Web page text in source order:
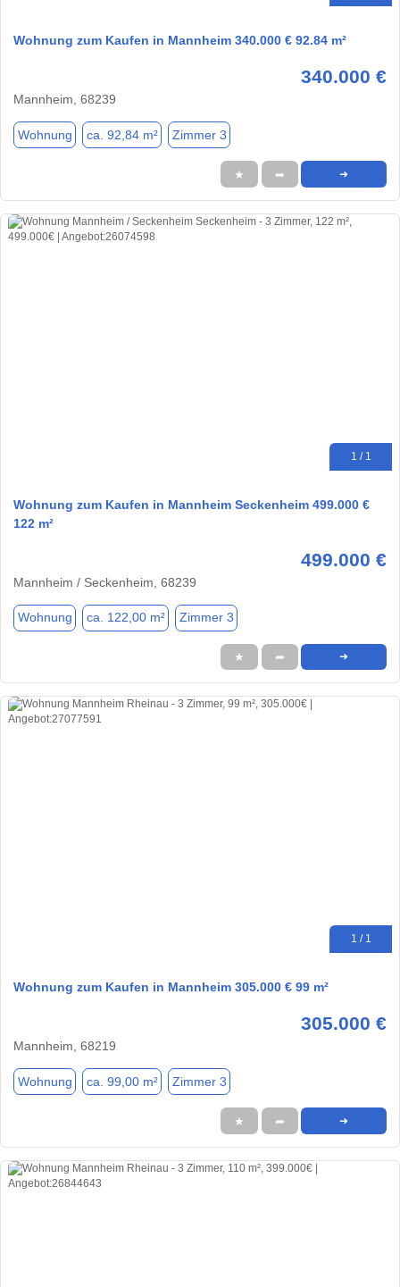
Wohnung zum Kaufen in Mannheim 340.000 € 92.84 m²
340.000 €
Mannheim, 68239
Wohnung ca. 92,84 m² Zimmer 3
★ ➦ ➜
1 / 1
Wohnung zum Kaufen in Mannheim Seckenheim 499.000 €
122 m²
499.000 €
Mannheim / Seckenheim, 68239
Wohnung ca. 122,00 m² Zimmer 3
★ ➦ ➜
1 / 1
Wohnung zum Kaufen in Mannheim 305.000 € 99 m²
305.000 €
Mannheim, 68219
Wohnung ca. 99,00 m² Zimmer 3
★ ➦ ➜